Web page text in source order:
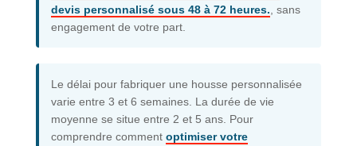
devis personnalisé sous 48 à 72 heures. , sans
engagement de votre part.
Le délai pour fabriquer une housse personnalisée
varie entre 3 et 6 semaines. La durée de vie
moyenne se situe entre 2 et 5 ans. Pour
comprendre comment optimiser votre